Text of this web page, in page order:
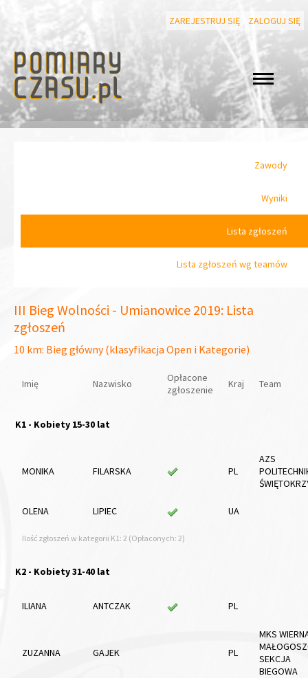
ZAREJESTRUJ SIĘ ZALOGUJ SIĘ
Zawody
Wyniki
Lista zgłoszeń
Lista zgłoszeń wg teamów
III Bieg Wolności - Umianowice 2019: Lista
zgłoszeń
10 km: Bieg główny (klasyfikacja Open i Kategorie)
Imię Nazwisko
Opłacone
zgłoszenie
Kraj Team
K1 - Kobiety 15-30 lat
MONIKA FILARSKA PL
AZS
OLENA LIPIEC UA
Ilość zgłoszeń w kategorii K1: 2 (Opłaconych: 2)
K2 - Kobiety 31-40 lat
ILIANA ANTCZAK PL
ZUZANNA GAJEK PL
MKS
SEKCJA
BIEGOWA